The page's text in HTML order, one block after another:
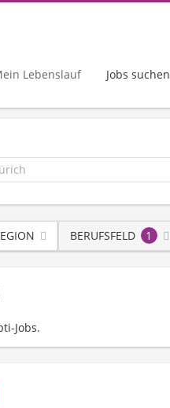
Lebenslauf Jobs suchen
BERUFSFELD 1
Jobs.